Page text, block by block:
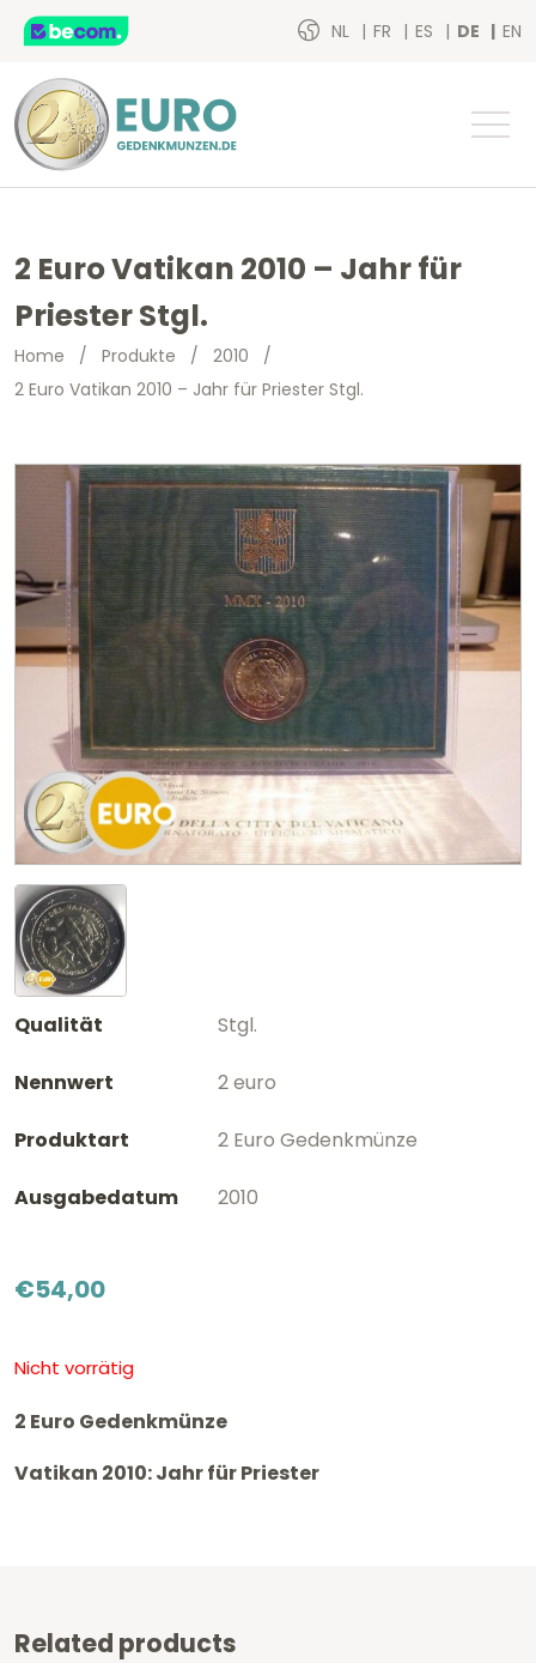
NL FR ES DE EN
2 Euro Vatikan 2010 – Jahr für
Priester Stgl.
Home / Produkte / 2010 /
2 Euro Vatikan 2010 – Jahr für Priester Stgl.
Qualität Stgl.
Nennwert 2 euro
Produktart 2 Euro Gedenkmünze
Ausgabedatum 2010
€54,00
Nicht vorrätig
2 Euro Gedenkmünze
Vatikan 2010: Jahr für Priester
Related products